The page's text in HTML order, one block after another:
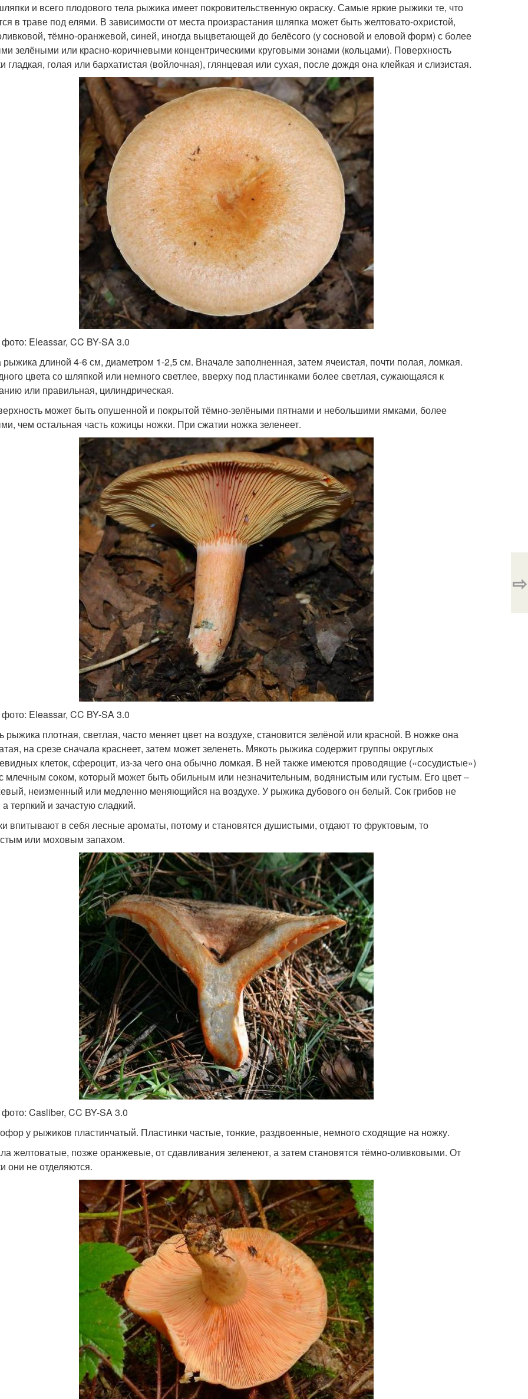
и всего плодового тела рыжика имеет покровительственную окраску. Самые яркие рыжики те, что
в траве под елями. В зависимости от места произрастания шляпка может быть желтовато-охристой,
тёмно-оранжевой, синей, иногда выцветающей до белёсого (у сосновой и еловой форм) с более
зелёными или красно-коричневыми концентрическими круговыми зонами (кольцами). Поверхность
гладкая, голая или бархатистая (войлочная), глянцевая или сухая, после дождя она клейкая и слизистая.
Eleassar, CC BY-SA 3.0
длиной 4-6 см, диаметром 1-2,5 см. Вначале заполненная, затем ячеистая, почти полая, ломкая.
цвета со шляпкой или немного светлее, вверху под пластинками более светлая, сужающаяся к
или правильная, цилиндрическая.
может быть опушенной и покрытой тёмно-зелёными пятнами и небольшими ямками, более
чем остальная часть кожицы ножки. При сжатии ножка зеленеет.
Eleassar, CC BY-SA 3.0
рыжика плотная, светлая, часто меняет цвет на воздухе, становится зелёной или красной. В ножке она
на срезе сначала краснеет, затем может зеленеть. Мякоть рыжика содержит группы округлых
клеток, сфероцит, из-за чего она обычно ломкая. В ней также имеются проводящие («сосудистые»)
млечным соком, который может быть обильным или незначительным, водянистым или густым. Его цвет –
неизменный или медленно меняющийся на воздухе. У рыжика дубового он белый. Сок грибов не
терпкий и зачастую сладкий.
впитывают в себя лесные ароматы, потому и становятся душистыми, отдают то фруктовым, то
или моховым запахом.
Casliber, CC BY-SA 3.0
у рыжиков пластинчатый. Пластинки частые, тонкие, раздвоенные, немного сходящие на ножку.
желтоватые, позже оранжевые, от сдавливания зеленеют, а затем становятся тёмно-оливковыми. От
они не отделяются.
⇨